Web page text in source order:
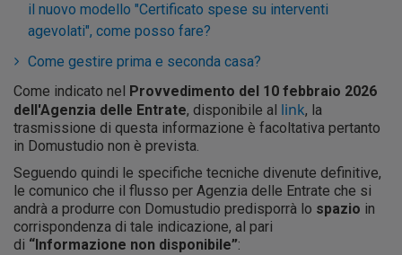
il nuovo modello "Certificato spese su interventi
agevolati", come posso fare?
Come gestire prima e seconda casa?
Come indicato nel Provvedimento del 10 febbraio 2026
dell'Agenzia delle Entrate, disponibile al link, la
trasmissione di questa informazione è facoltativa pertanto
in Domustudio non è prevista.
Seguendo quindi le specifiche tecniche divenute definitive,
le comunico che il flusso per Agenzia delle Entrate che si
andrà a produrre con Domustudio predisporrà lo spazio in
corrispondenza di tale indicazione, al pari
di “Informazione non disponibile”: